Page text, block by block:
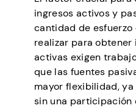
ingresos activos y
cantidad de esfuerzo
realizar para obtener
activas exigen
que las fuentes
mayor flexibilidad,
sin una participación